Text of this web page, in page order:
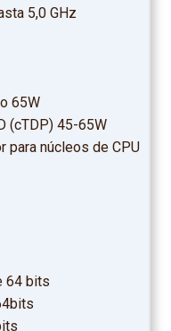
5,0 GHz
65W
(cTDP) 45-65W
para núcleos de CPU
64 bits